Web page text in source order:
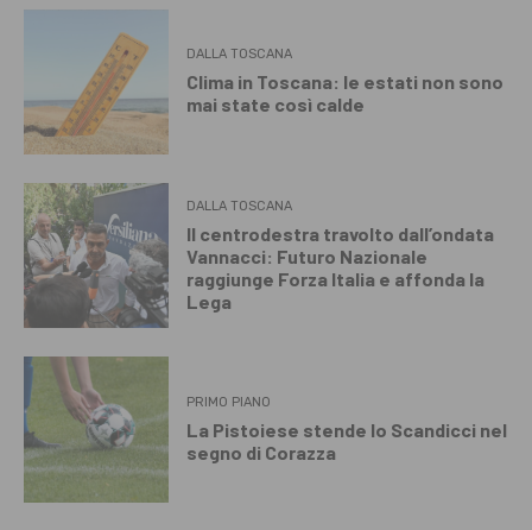
DALLA TOSCANA
Clima in Toscana: le estati non sono
mai state così calde
DALLA TOSCANA
Il centrodestra travolto dall’ondata
Vannacci: Futuro Nazionale
raggiunge Forza Italia e affonda la
Lega
PRIMO PIANO
La Pistoiese stende lo Scandicci nel
segno di Corazza